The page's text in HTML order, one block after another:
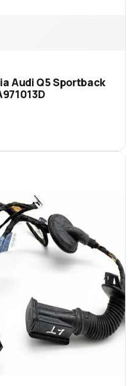
Audi Q5 Sportback